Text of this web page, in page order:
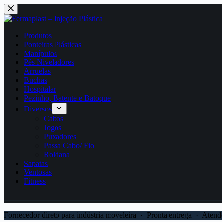
Produtos
Ponteiras Plásticas
Manípulos
Pés Niveladores
Arruelas
Buchas
Hospitalar
Pezinho, Batente e Batoque
Diversos
Cabos
Jogos
Puxadores
Passa Cabo/ Fio
Roldana
Sapatas
Ventosas
Fitness
Fornecedor direto para indústria moveleira · Pronta entrega ·